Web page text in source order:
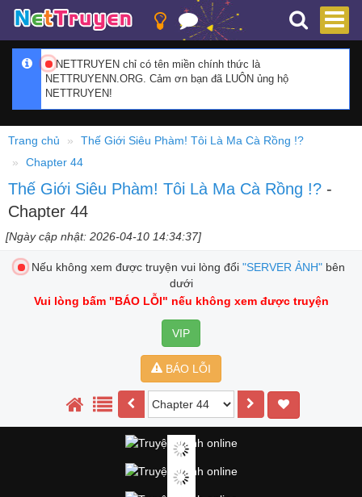
NETTRUYEN chỉ có tên miền chính thức là
NETTRUYENN.ORG. Cảm ơn bạn đã LUÔN ủng hộ
NETTRUYEN!
Trang chủ
Thế Giới Siêu Phàm! Tôi Là Ma Cà Rồng !?
Chapter 44
Thế Giới Siêu Phàm! Tôi Là Ma Cà Rồng !? -
Chapter 44
[Ngày cập nhật: 2026-04-10 14:34:37]
Nếu không xem được truyện vui lòng đổi "SERVER ẢNH"bên
dưới
Vui lòng bấm "BÁO LỖI" nếu không xem được truyện
VIP
BÁO LỖI